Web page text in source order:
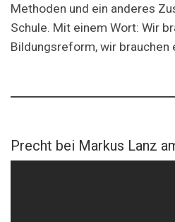
Methoden und ein anderes
Schule. Mit einem Wort: Wir
Bildungsreform, wir brauchen
Precht bei Markus Lanz